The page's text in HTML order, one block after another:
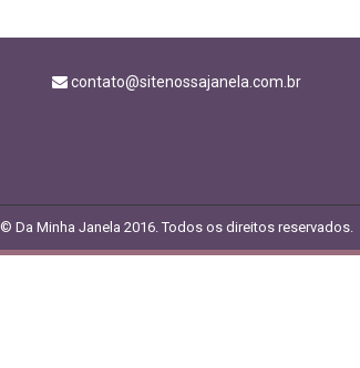
contato@sitenossajanela.com.br
© Da Minha Janela 2016. Todos os direitos reservados.